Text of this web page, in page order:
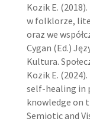
Kozik E.
w folklorze,
oraz we
Cygan (Ed.)
Kultura.
Kozik E.
self-healing in
knowledge on
Semiotic and